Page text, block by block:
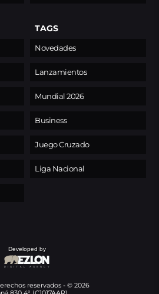
TAGS
Novedades
Lanzamientos
Mundial 2026
Business
Juego Cruzado
Liga Nacional
Developed by
reservados - © 2026